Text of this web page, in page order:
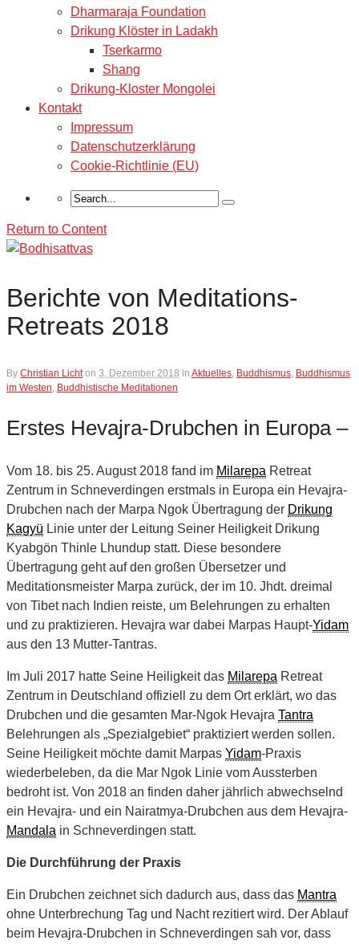
Dharmaraja Foundation
Drikung Klöster in Ladakh
Tserkarmo
Shang
Drikung-Kloster Mongolei
Kontakt
Impressum
Datenschutzerklärung
Cookie-Richtlinie (EU)
Return to Content
Berichte von Meditations-
Retreats 2018
By Christian Licht on 3. Dezember 2018 in Aktuelles, Buddhismus, Buddhismus
im Westen, Buddhistische Meditationen
Erstes Hevajra-Drubchen in Europa –
Vom 18. bis 25. August 2018 fand im Milarepa Retreat
Zentrum in Schneverdingen erstmals in Europa ein Hevajra-
Drubchen nach der Marpa Ngok Übertragung der Drikung
Kagyü Linie unter der Leitung Seiner Heiligkeit Drikung
Kyabgön Thinle Lhundup statt. Diese besondere
Übertragung geht auf den großen Übersetzer und
Meditationsmeister Marpa zurück, der im 10. Jhdt. dreimal
von Tibet nach Indien reiste, um Belehrungen zu erhalten
und zu praktizieren. Hevajra war dabei Marpas Haupt-Yidam
aus den 13 Mutter-Tantras.
Im Juli 2017 hatte Seine Heiligkeit das Milarepa Retreat
Zentrum in Deutschland offiziell zu dem Ort erklärt, wo das
Drubchen und die gesamten Mar-Ngok Hevajra Tantra
Belehrungen als „Spezialgebiet“ praktiziert werden sollen.
Seine Heiligkeit möchte damit Marpas Yidam-Praxis
wiederbeleben, da die Mar Ngok Linie vom Aussterben
bedroht ist. Von 2018 an finden daher jährlich abwechselnd
ein Hevajra- und ein Nairatmya-Drubchen aus dem Hevajra-
Mandala in Schneverdingen statt.
Die Durchführung der Praxis
Ein Drubchen zeichnet sich dadurch aus, dass das Mantra
ohne Unterbrechung Tag und Nacht rezitiert wird. Der Ablauf
beim Hevajra-Drubchen in Schneverdingen sah vor, dass